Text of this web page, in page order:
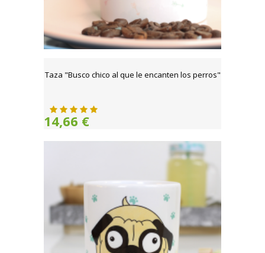
Taza "Busco chico al que le encanten los perros"
14,66 €